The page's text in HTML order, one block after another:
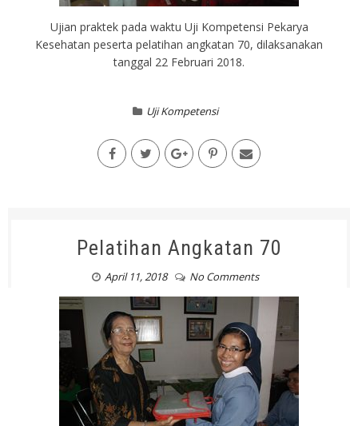
Ujian praktek pada waktu Uji Kompetensi Pekarya
Kesehatan peserta pelatihan angkatan 70, dilaksanakan
tanggal 22 Februari 2018.
Uji Kompetensi
Pelatihan Angkatan 70
April 11, 2018 No Comments